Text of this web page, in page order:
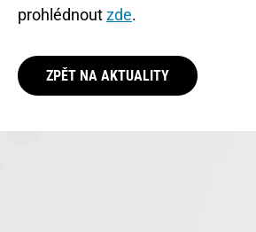
prohlédnoutzde.
ZPĚT NA AKTUALITY